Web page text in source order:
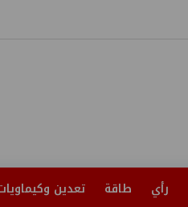
رأي طاقة تعدين